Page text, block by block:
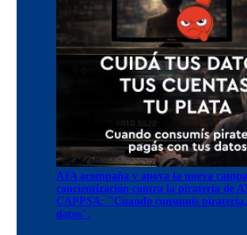
ATA acompaña y apoya la nueva
concientización contra la piratería de
CAPPSA: "Cuando consumís piratería,
datos".